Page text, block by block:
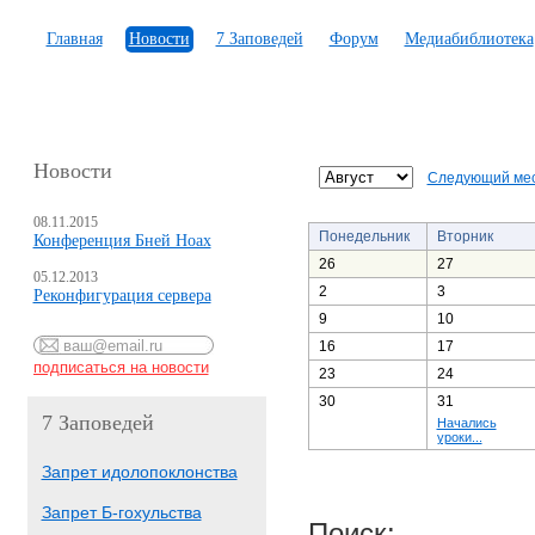
Главная Новости 7 Заповедей Форум Медиабиблиотека
Новости
08.11.2015
Конференция Бней Ноах
05.12.2013
Реконфигурация сервера
7 Заповедей
Запрет идолопоклонства
Запрет Б-гохульства
Следующий
Понедельник
Вторник
26
27
2
3
9
10
16
17
23
24
30
31
Начались
уроки...